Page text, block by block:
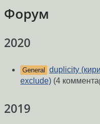
Форум
2020
General
duplicity
exclude) (4
2019